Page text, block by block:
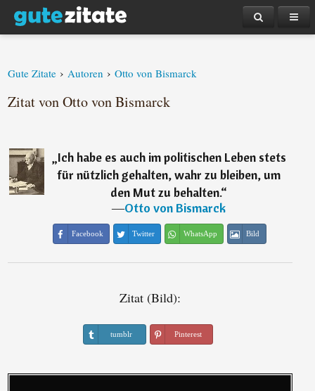
Gute Zitate › Autoren › Otto von Bismarck
Zitat von Otto von Bismarck
„Ich habe es auch im politischen Leben stets
für nützlich gehalten, wahr zu bleiben, um
den Mut zu behalten.“
―Otto von Bismarck
Facebook Twitter WhatsApp Bild
Zitat (Bild):
tumblr Pinterest